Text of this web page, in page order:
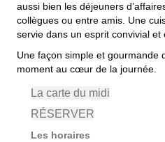
aussi bien les déjeuners
collègues ou entre amis. Une
servie dans un esprit convivial et
Une façon simple et gourmande
moment au cœur de la journée.
La carte du midi
RÉSERVER
Les horaires